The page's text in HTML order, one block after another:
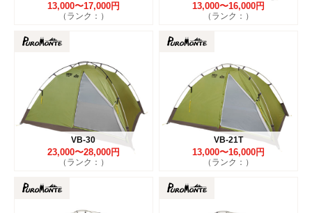
13,000〜17,000円
（ランク：）
13,000〜16,000円
（ランク：）
VB-30
23,000〜28,000円
（ランク：）
VB-21T
13,000〜16,000円
（ランク：）